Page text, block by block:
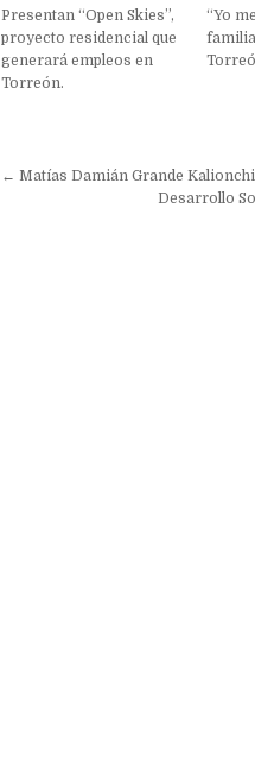
Presentan “Open Skies”,
proyecto residencial que
generará empleos en
Torreón.
“Yo
Navegación
← Matías Damián Grande
Desarrollo